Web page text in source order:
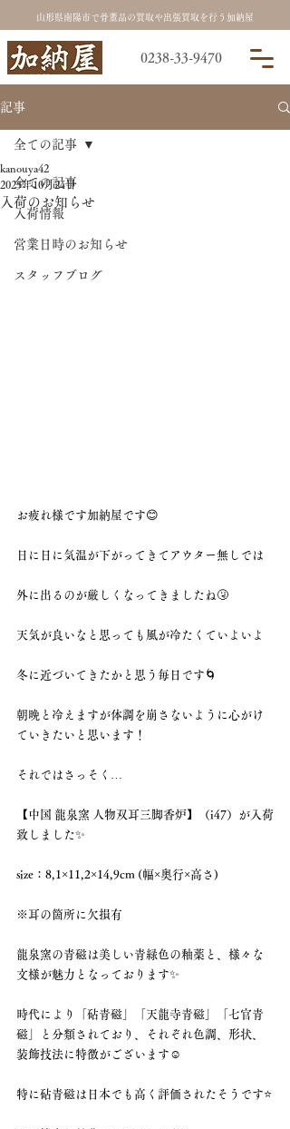
0238-33-9470
山形県南陽市で骨董品の買取や出張買取を行う加納屋
記事
全ての記事
入荷情報
営業日時のお知らせ
スタッフブログ
全ての記事
入荷のお知らせ
kanouya42
2025年10月24日
お疲れ様です加納屋です😊
日に日に気温が下がってきてアウター無しでは
外に出るのが厳しくなってきましたね🤧
天気が良いなと思っても風が冷たくていよいよ
冬に近づいてきたかと思う毎日です🌀
朝晩と冷えますが体調を崩さないように心がけ
ていきたいと思います！
それではさっそく…
【中国 龍泉窯 人物双耳三脚香炉】（i47）が入荷
致しました✨
size：8,1×11,2×14,9cm (幅×奥行×高さ)
※耳の箇所に欠損有
龍泉窯の青磁は美しい青緑色の釉薬と、様々な
文様が魅力となっております✨
時代により「砧青磁」「天龍寺青磁」「七官青
磁」と分類されており、それぞれ色調、形状、
装飾技法に特徴がございます☺︎
特に砧青磁は日本でも高く評価されたそうです⭐️